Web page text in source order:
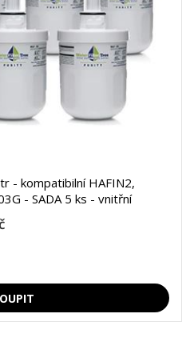
- kompatibilní HAFIN2,
- SADA 5 ks - vnitřní